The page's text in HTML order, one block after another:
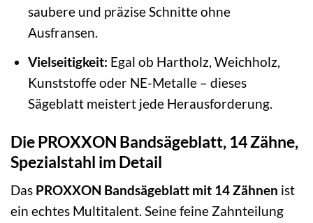
saubere und präzise Schnitte ohne
Ausfransen.
Vielseitigkeit: Egal ob Hartholz, Weichholz,
Kunststoffe oder NE-Metalle – dieses
Sägeblatt meistert jede Herausforderung.
Die PROXXON Bandsägeblatt, 14 Zähne,
Spezialstahl im Detail
Das PROXXON Bandsägeblatt mit 14 Zähnen ist
ein echtes Multitalent. Seine feine Zahnteilung